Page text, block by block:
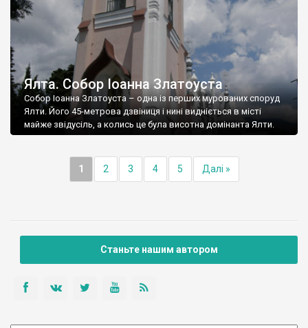
Ялта. Собор Іоанна Златоуста
Собор Іоанна Златоуста – одна із перших мурованих споруд
Ялти. Його 45-метрова дзвіниця і нині видніється в місті
майже звідусіль, а колись це була висотна домінанта Ялти.
1 2 3 4 5 Далі »
Станьте нашим автором